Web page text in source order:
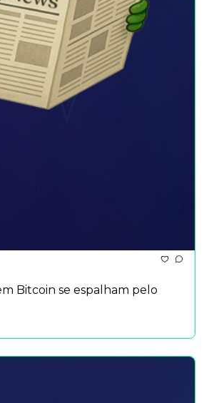
Bitcoin se espalham pelo